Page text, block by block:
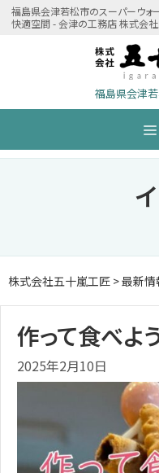
Skip福島県会津若松市のスーパーウォ
快適空間 - 会津の工務店 株式会
福島県会津
株式会社五十嵐工匠 >最新情
作って食べ
2025年2月10日